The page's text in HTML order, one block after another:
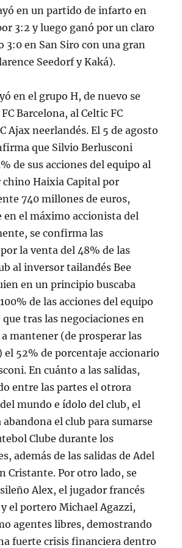
en un partido de infarto en
3:2 y luego ganó por un claro
3:0 en San Siro con una gran
Seedorf y Kaká).
en el grupo H, de nuevo se
Barcelona, al Celtic FC
Ajax neerlandés. El 5 de agosto
que Silvio Berlusconi
de sus acciones del equipo al
Haixia Capital por
740 millones de euros,
el máximo accionista del
se confirma las
la venta del 48% de las
al inversor tailandés Bee
en un principio buscaba
de las acciones del equipo
tras las negociaciones en
a mantener (de prosperar las
el 52% de porcentaje accionario
En cuánto a las salidas,
entre las partes el otrora
mundo e ídolo del club, el
el club para sumarse
Clube durante los
además de las salidas de Adel
Cristante. Por otro lado, se
Alex, el jugador francés
el portero Michael Agazzi,
agentes libres, demostrando
fuerte crisis financiera dentro